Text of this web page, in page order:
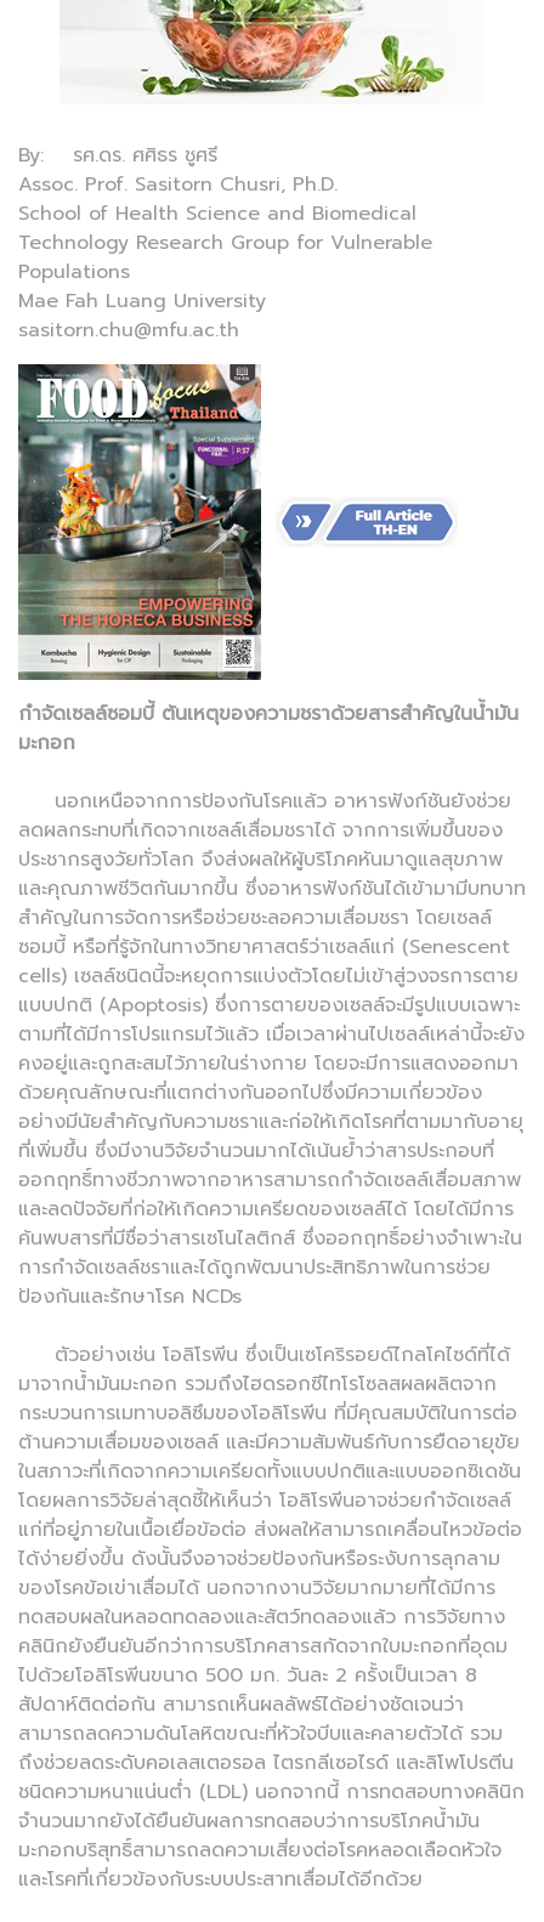
By: รศ.ดร. ศศิธร ชูศรี
Assoc. Prof. Sasitorn Chusri, Ph.D.
School of Health Science and Biomedical
Technology Research Group for Vulnerable
Populations
Mae Fah Luang University
sasitorn.chu@mfu.ac.th
กำจัดเซลล์ซอมบี้ ต้นเหตุของความชราด้วยสารสำคัญในน้ำมัน
มะกอก
นอกเหนือจากการป้องกันโรคแล้ว อาหารฟังก์ชันยังช่วย
ลดผลกระทบที่เกิดจากเซลล์เสื่อมชราได้ จากการเพิ่มขึ้นของ
ประชากรสูงวัยทั่วโลก จึงส่งผลให้ผู้บริโภคหันมาดูแลสุขภาพ
และคุณภาพชีวิตกันมากขึ้น ซึ่งอาหารฟังก์ชันได้เข้ามามีบทบาท
สำคัญในการจัดการหรือช่วยชะลอความเสื่อมชรา โดยเซลล์
ซอมบี้ หรือที่รู้จักในทางวิทยาศาสตร์ว่าเซลล์แก่ (Senescent
cells) เซลล์ชนิดนี้จะหยุดการแบ่งตัวโดยไม่เข้าสู่วงจรการตาย
แบบปกติ (Apoptosis) ซึ่งการตายของเซลล์จะมีรูปแบบเฉพาะ
ตามที่ได้มีการโปรแกรมไว้แล้ว เมื่อเวลาผ่านไปเซลล์เหล่านี้จะยัง
คงอยู่และถูกสะสมไว้ภายในร่างกาย โดยจะมีการแสดงออกมา
ด้วยคุณลักษณะที่แตกต่างกันออกไปซึ่งมีความเกี่ยวข้อง
อย่างมีนัยสำคัญกับความชราและก่อให้เกิดโรคที่ตามมากับอายุ
ที่เพิ่มขึ้น ซึ่งมีงานวิจัยจำนวนมากได้เน้นย้ำว่าสารประกอบที่
ออกฤทธิ์ทางชีวภาพจากอาหารสามารถกำจัดเซลล์เสื่อมสภาพ
และลดปัจจัยที่ก่อให้เกิดความเครียดของเซลล์ได้ โดยได้มีการ
ค้นพบสารที่มีชื่อว่าสารเซโนไลติกส์ ซึ่งออกฤทธิ์อย่างจำเพาะใน
การกำจัดเซลล์ชราและได้ถูกพัฒนาประสิทธิภาพในการช่วย
ป้องกันและรักษาโรค NCDs
ตัวอย่างเช่น โอลิโรพีน ซึ่งเป็นเซโคริรอยด์ไกลโคไซด์ที่ได้
มาจากน้ำมันมะกอก รวมถึงไฮดรอกซีไทโรโซลสผลผลิตจาก
กระบวนการเมทาบอลิซึมของโอลิโรพีน ที่มีคุณสมบัติในการต่อ
ต้านความเสื่อมของเซลล์ และมีความสัมพันธ์กับการยืดอายุขัย
ในสภาวะที่เกิดจากความเครียดทั้งแบบปกติและแบบออกซิเดชัน
โดยผลการวิจัยล่าสุดชี้ให้เห็นว่า โอลิโรพีนอาจช่วยกำจัดเซลล์
แก่ที่อยู่ภายในเนื้อเยื่อข้อต่อ ส่งผลให้สามารถเคลื่อนไหวข้อต่อ
ได้ง่ายยิ่งขึ้น ดังนั้นจึงอาจช่วยป้องกันหรือระงับการลุกลาม
ของโรคข้อเข่าเสื่อมได้ นอกจากงานวิจัยมากมายที่ได้มีการ
ทดสอบผลในหลอดทดลองและสัตว์ทดลองแล้ว การวิจัยทาง
คลินิกยังยืนยันอีกว่าการบริโภคสารสกัดจากใบมะกอกที่อุดม
ไปด้วยโอลิโรพีนขนาด 500 มก. วันละ 2 ครั้งเป็นเวลา 8
สัปดาห์ติดต่อกัน สามารถเห็นผลลัพธ์ได้อย่างชัดเจนว่า
สามารถลดความดันโลหิตขณะที่หัวใจบีบและคลายตัวได้ รวม
ถึงช่วยลดระดับคอเลสเตอรอล ไตรกลีเซอไรด์ และลิโพโปรตีน
ชนิดความหนาแน่นต่ำ (LDL) นอกจากนี้ การทดสอบทางคลินิก
จำนวนมากยังได้ยืนยันผลการทดสอบว่าการบริโภคน้ำมัน
มะกอกบริสุทธิ์สามารถลดความเสี่ยงต่อโรคหลอดเลือดหัวใจ
และโรคที่เกี่ยวข้องกับระบบประสาทเสื่อมได้อีกด้วย